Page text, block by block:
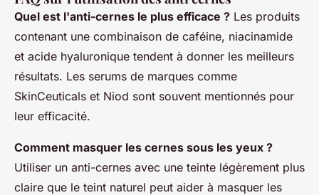
Quel est l'anti-cernes le plus efficace ? Les produits
contenant une combinaison de caféine, niacinamide
et acide hyaluronique tendent à donner les meilleurs
résultats. Les serums de marques comme
SkinCeuticals et Niod sont souvent mentionnés pour
leur efficacité.
Comment masquer les cernes sous les yeux ?
Utiliser un anti-cernes avec une teinte légèrement plus
claire que le teint naturel peut aider à masquer les